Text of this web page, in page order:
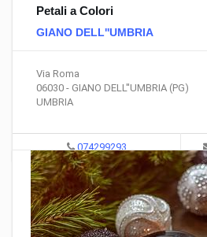
Petali a Colori
GIANO DELL''UMBRIA
Via Roma
06030 - GIANO DELL''UMBRIA (PG)
UMBRIA
074299293